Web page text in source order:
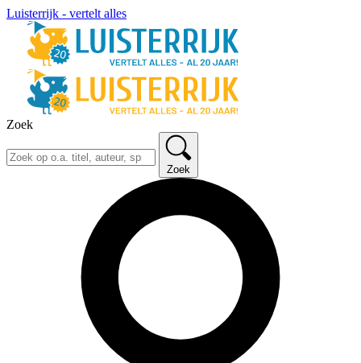
Luisterrijk - vertelt alles
Zoek
Zoek